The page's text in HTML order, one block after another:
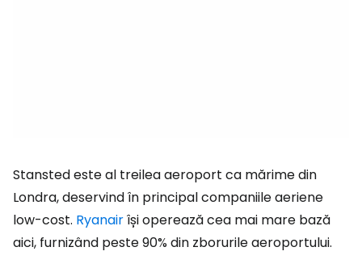
Stansted este al treilea aeroport ca mărime din
Londra, deservind în principal companiile aeriene
low-cost. Ryanairîși operează cea mai mare bază
aici, furnizând peste 90% din zborurile aeroportului.